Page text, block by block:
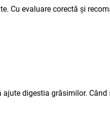
Cu evaluare corectă și
digestia grăsimilor.